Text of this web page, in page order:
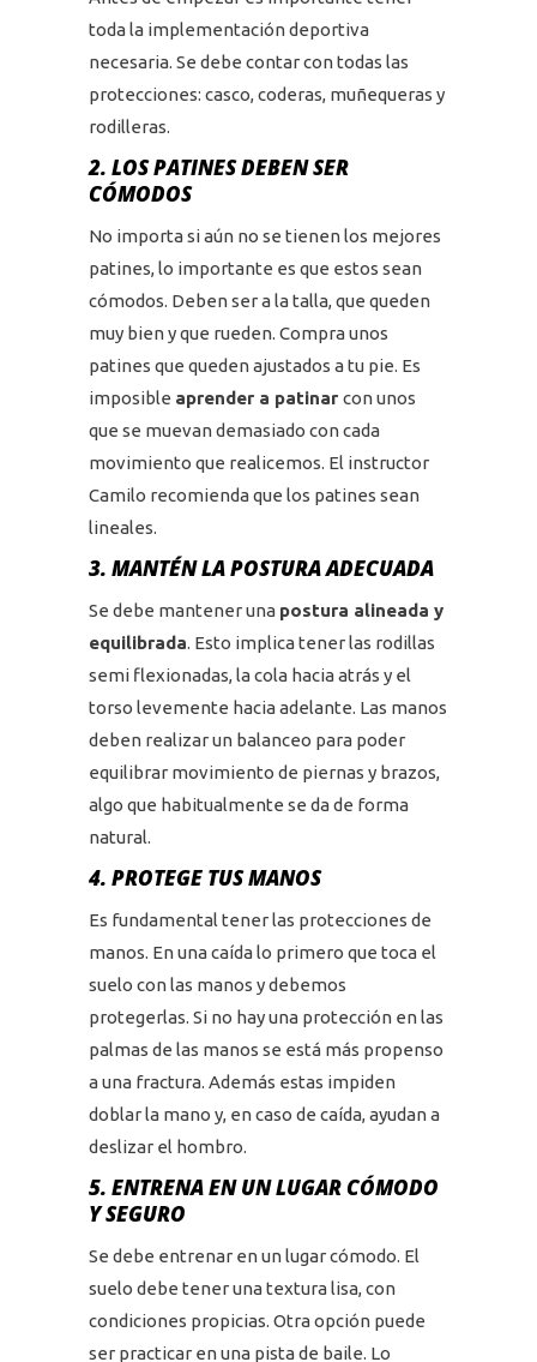
toda la implementación deportiva
necesaria. Se debe contar con todas las
protecciones: casco, coderas, muñequeras y
rodilleras.
2. LOS PATINES DEBEN SER
CÓMODOS
No importa si aún no se tienen los mejores
patines, lo importante es que estos sean
cómodos. Deben ser a la talla, que queden
muy bien y que rueden. Compra unos
patines que queden ajustados a tu pie. Es
imposible aprender a patinar con unos
que se muevan demasiado con cada
movimiento que realicemos. El instructor
Camilo recomienda que los patines sean
lineales.
3. MANTÉN LA POSTURA ADECUADA
Se debe mantener una postura alineada y
equilibrada. Esto implica tener las rodillas
semi flexionadas, la cola hacia atrás y el
torso levemente hacia adelante. Las manos
deben realizar un balanceo para poder
equilibrar movimiento de piernas y brazos,
algo que habitualmente se da de forma
natural.
4. PROTEGE TUS MANOS
Es fundamental tener las protecciones de
manos. En una caída lo primero que toca el
suelo con las manos y debemos
protegerlas. Si no hay una protección en las
palmas de las manos se está más propenso
a una fractura. Además estas impiden
doblar la mano y, en caso de caída, ayudan a
deslizar el hombro.
5. ENTRENA EN UN LUGAR CÓMODO
Y SEGURO
Se debe entrenar en un lugar cómodo. El
suelo debe tener una textura lisa, con
condiciones propicias. Otra opción puede
ser practicar en una pista de baile. Lo